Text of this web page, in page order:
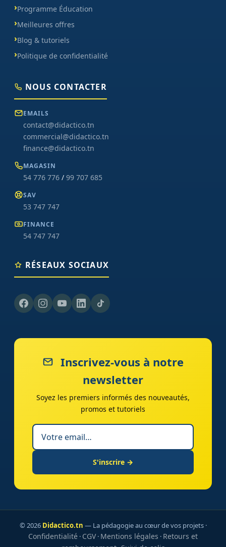
Programme Éducation
Meilleures offres
Blog & tutoriels
Politique de confidentialité
NOUS CONTACTER
EMAILS
contact@didactico.tn
commercial@didactico.tn
finance@didactico.tn
MAGASIN
54 776 776 / 99 707 685
SAV
53 747 747
FINANCE
54 747 747
RÉSEAUX SOCIAUX
Inscrivez-vous à notre
newsletter
Soyez les premiers informés des nouveautés,
promos et tutoriels
S'inscrire →
© 2026 Didactico.tn — La pédagogie au cœur de vos projets ·
Confidentialité · CGV· Mentions légales · Retours et